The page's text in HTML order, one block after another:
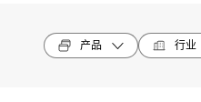
产品 行业